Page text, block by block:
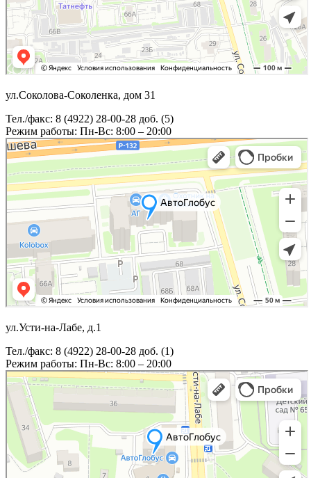
ул.Соколова-Соколенка, дом 31
Тел./факс: 8 (4922) 28-00-28 доб. (5)
Режим работы: Пн-Вс: 8:00 – 20:00
ул.Усти-на-Лабе, д.1
Тел./факс: 8 (4922) 28-00-28 доб. (1)
Режим работы: Пн-Вс: 8:00 – 20:00